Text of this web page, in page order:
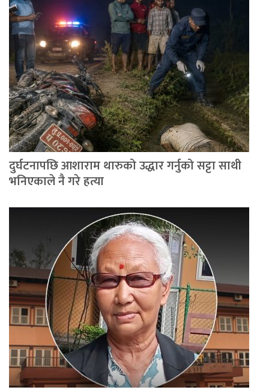
दुर्घटनापछि आशाराम थारुको उद्धार गर्नुको सट्टा साथी
भनिएकाले नै गरे हत्या